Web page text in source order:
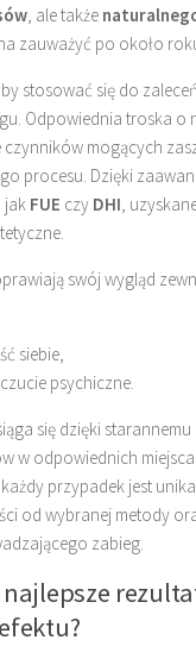
, ale także
zauważyć po około
stosować się do
Odpowiednia troska o
czynników mogących
procesu. Dzięki
jak FUE czy DHI,
swój wygląd
siebie,
psychiczne.
się dzięki
w odpowiednich
przypadek jest
od wybranej metody
zabieg.